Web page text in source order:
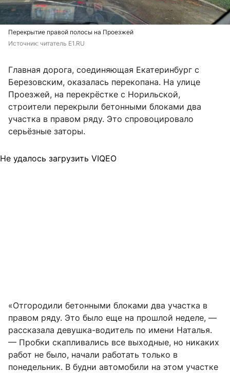
Перекрытие правой полосы на Проезжей
Источник: читатель E1.RU
Главная дорога, соединяющая Екатеринбург с
Березовским, оказалась перекопана. На улице
Проезжей, на перекрёстке с Норильской,
строители перекрыли бетонными блоками два
участка в правом ряду. Это спровоцировало
серьёзные заторы.
Не удалось загрузить VIQEO
«Отгородили бетонными блоками два участка в
правом ряду. Это было еще на прошлой неделе, —
рассказала девушка-водитель по имени Наталья.
— Пробки скапливались все выходные, но никаких
работ не было, начали работать только в
понедельник. В будни автомобили на этом участке